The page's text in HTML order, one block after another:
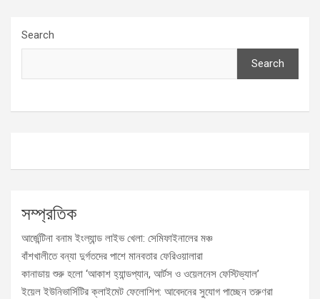
Search
Search
সম্প্রতিক
আর্জেন্টিনা বনাম ইংল্যান্ড লাইভ খেলা: সেমিফাইনালের মঞ্চ
বাঁশখালীতে বন্যা দুর্গতদের পাশে মানবতার ফেরিওয়ালারা
কানাডায় শুরু হলো ‘আকাশ হ্যান্ডপ্যান, আর্টস ও ওয়েলনেস ফেস্টিভ্যাল’
ইয়েল ইউনিভার্সিটির ক্লাইমেট ফেলোশিপ: আবেদনের সুযোগ পাচ্ছেন তরুণরা